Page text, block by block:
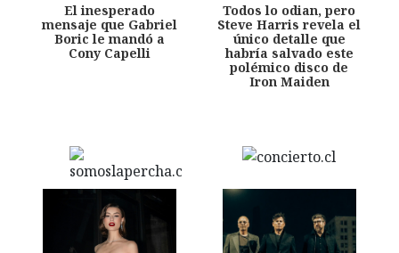
El inesperado
mensaje que Gabriel
Boric le mandó a
Cony Capelli
Todos lo odian, pero
Steve Harris revela el
único detalle que
habría salvado este
polémico disco de
Iron Maiden